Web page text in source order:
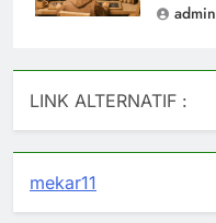
admin
LINK ALTERNATIF :
mekar11